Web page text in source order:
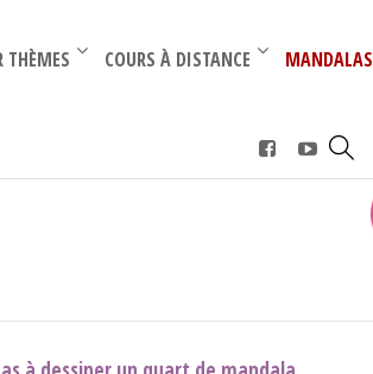
THÈMES COURS À DISTANCE – MANDALAS